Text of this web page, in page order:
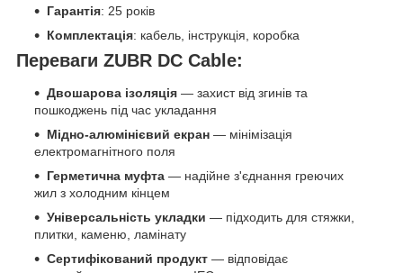
Гарантія: 25 років
Комплектація: кабель, інструкція, коробка
Переваги ZUBR DC Cable:
Двошарова ізоляція — захист від згинів та
пошкоджень під час укладання
Мідно-алюмінієвий екран — мінімізація
електромагнітного поля
Герметична муфта — надійне з'єднання греючих
жил з холодним кінцем
Універсальність укладки — підходить для стяжки,
плитки, каменю, ламінату
Сертифікований продукт — відповідає